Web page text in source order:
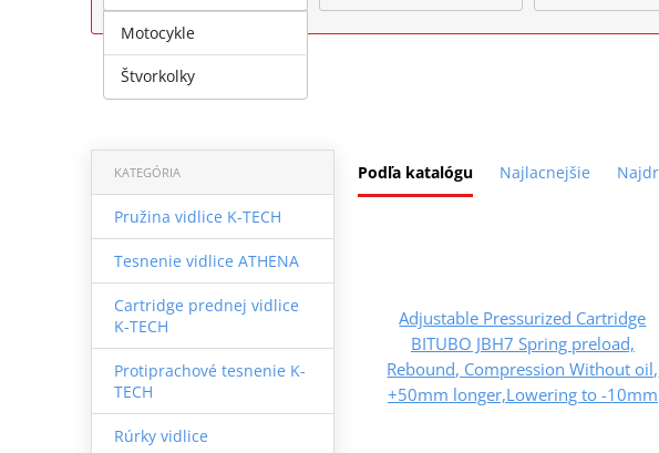
Podľa katalógu Najlacnejšie
KATEGÓRIA
Pružina vidlice K-TECH
Tesnenie vidlice ATHENA
Cartridge prednej vidlice
K-TECH
Protiprachové tesnenie K-
TECH
Rúrky vidlice
Adjustable Pressurized Cartridge
BITUBO JBH7 Spring preload,
Rebound, Compression Without oil,
+50mm longer,Lowering to -10mm
Motocykle
Štvorkolky